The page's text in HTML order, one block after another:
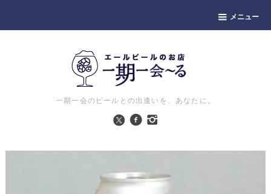
メニュー
一期一会のビールとの出逢いを、あなたに。